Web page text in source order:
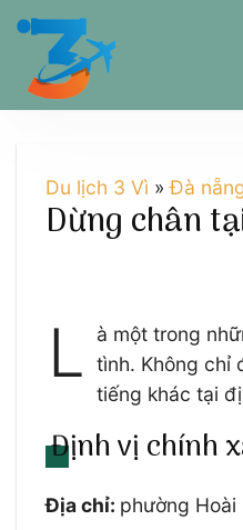
Chuyển
dung
Du lịch 3 Vì »Đà
Dừng chân
L
à một trong
tình. Không chỉ
tiếng khác tại
Định vị chính
Địa chỉ: phường Hoài